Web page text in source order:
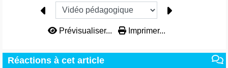
Prévisualiser... Imprimer...
Réactions à cet article